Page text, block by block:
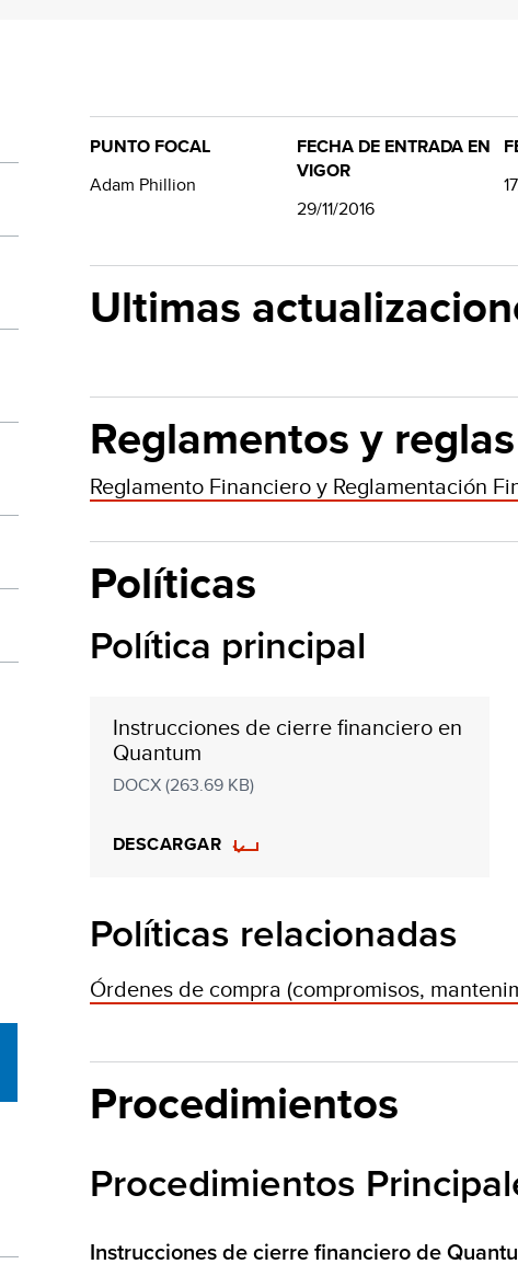
PUNTO FOCAL
Adam Phillion
FECHA DE ENTRADA EN
VIGOR
29/11/2016
Ultimas
Reglamentos y
Reglamento Financiero y Reglamentación
Políticas
Política principal
Instrucciones de cierre financiero en
Quantum
DOCX (263.69 KB)
DESCARGAR
Políticas relacionadas
Órdenes de compra (compromisos,
Procedimientos
Procedimientos
Instrucciones de cierre financiero de